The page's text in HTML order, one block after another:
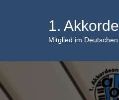
1.
Mitglied im